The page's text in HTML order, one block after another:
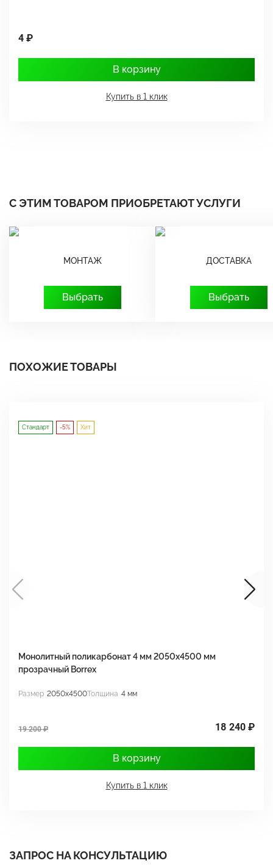
4 ₽
В корзину
Купить в 1 клик
С ЭТИМ ТОВАРОМ ПРИОБРЕТАЮТ УСЛУГИ
МОНТАЖ
Выбрать
ДОСТАВКА
Выбрать
ПОХОЖИЕ ТОВАРЫ
Стандарт -5% Хит
Монолитный поликарбонат 4 мм 2050х4500 мм
прозрачный Borrex
Размер 2050x4500Толщина 4 мм
19 200 ₽ 18 240 ₽
В корзину
Купить в 1 клик
ЗАПРОС НА КОНСУЛЬТАЦИЮ